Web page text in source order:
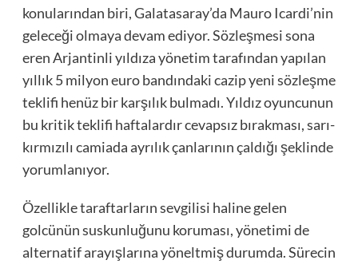
konularından biri, Galatasaray’da Mauro Icardi’nin
geleceği olmaya devam ediyor. Sözleşmesi sona
eren Arjantinli yıldıza yönetim tarafından yapılan
yıllık 5 milyon euro bandındaki cazip yeni sözleşme
teklifi henüz bir karşılık bulmadı. Yıldız oyuncunun
bu kritik teklifi haftalardır cevapsız bırakması, sarı-
kırmızılı camiada ayrılık çanlarının çaldığı şeklinde
yorumlanıyor.
Özellikle taraftarların sevgilisi haline gelen
golcünün suskunluğunu koruması, yönetimi de
alternatif arayışlarına yöneltmiş durumda. Sürecin